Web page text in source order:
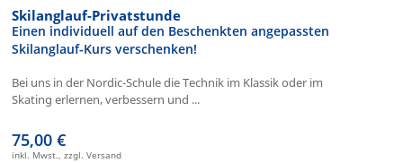
Skilanglauf-Privatstunde
Einen individuell auf den Beschenkten angepassten
Skilanglauf-Kurs verschenken!
Bei uns in der Nordic-Schule die Technik im Klassik oder im
Skating erlernen, verbessern und ...
75,00 €
inkl. Mwst., zzgl. Versand